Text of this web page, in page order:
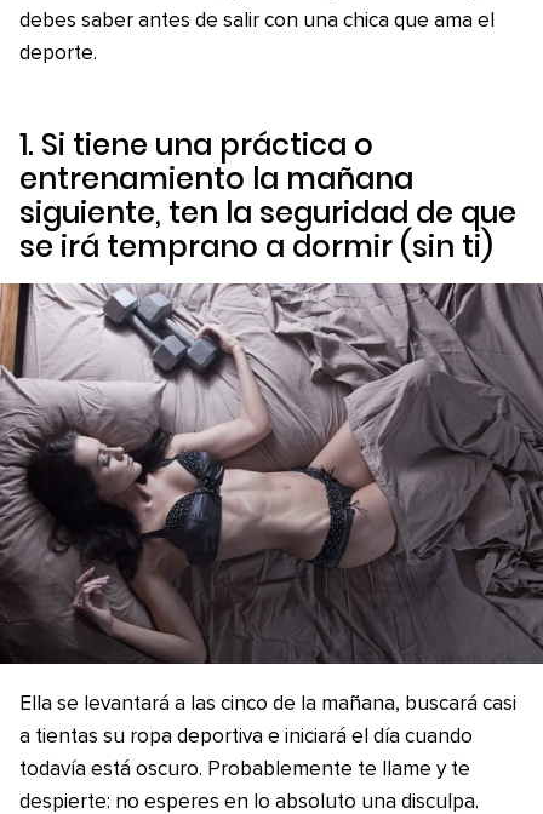
debes saber antes de salir con una chica que ama el
deporte.
1. Si tiene una práctica o
entrenamiento la mañana
siguiente, ten la seguridad de que
se irá temprano a dormir (sin ti)
Ella se levantará a las cinco de la mañana, buscará casi
a tientas su ropa deportiva e iniciará el día cuando
todavía está oscuro. Probablemente te llame y te
despierte: no esperes en lo absoluto una disculpa.